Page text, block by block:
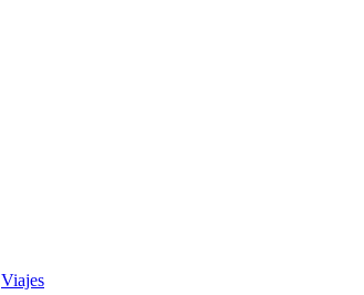
Viajes